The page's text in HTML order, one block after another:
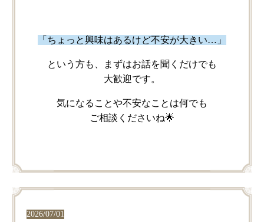
「ちょっと​興味は​あるけど​不安が​大きい…」
と​いう​方も、​まずは​お話を​聞くだけでも​
大歓迎です。
気に​なる​ことや​不安な​ことは​何でも​
ご相談くださいね🌟
2026/07/01